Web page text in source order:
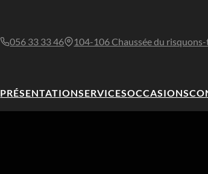
056 33 33 46 104-106 Chaussée du
PRÉSENTATIONSERVICESOCCASIONS